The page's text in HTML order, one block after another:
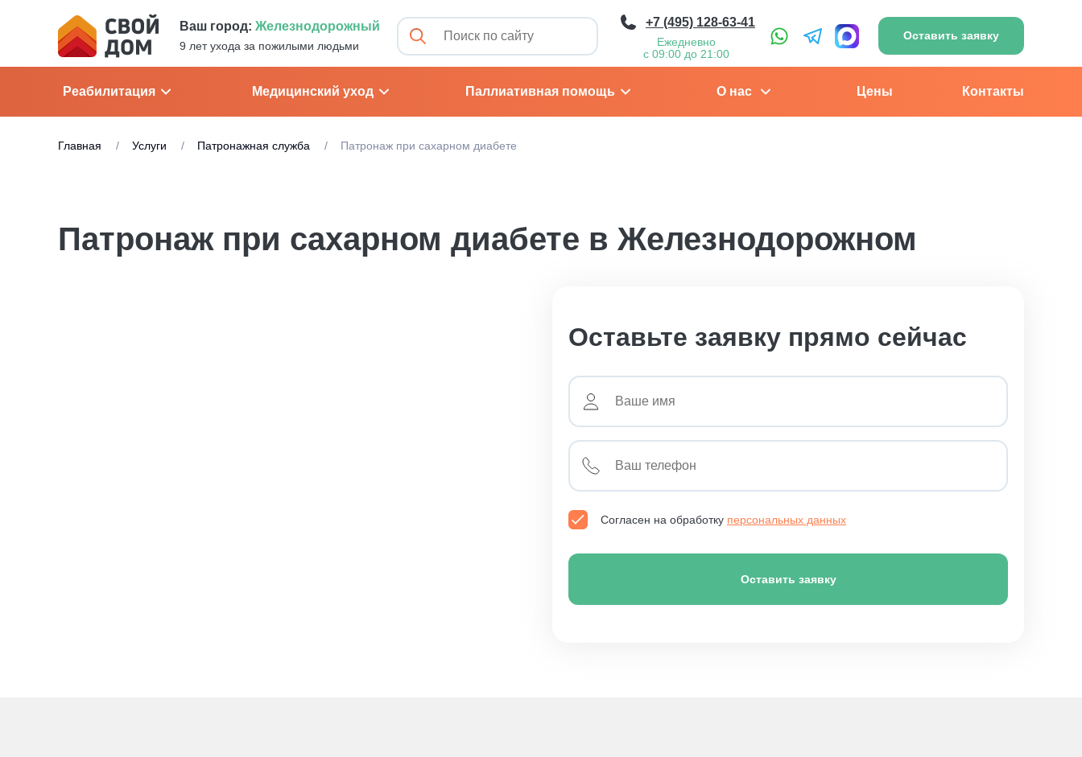
Ваш город: Железнодорожный
9 лет ухода за пожилыми людьми
+7 (495) 128-63-41
Ежедневно
с 09:00 до 21:00
Оставить заявку
Реабилитация Медицинский уход Паллиативная помощь О нас Цены Контакты
Главная Услуги Патронажная служба Патронаж при сахарном диабете
Патронаж при сахарном диабете в Железнодорожном
Оставьте заявку прямо сейчас
Согласен на обработку персональных данных
Оставить заявку